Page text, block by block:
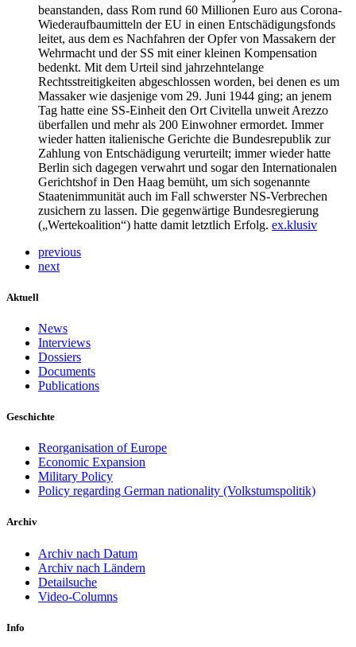
beanstanden, dass Rom rund 60 Millionen Euro aus Corona-
Wiederaufbaumitteln der EU in einen Entschädigungsfonds
leitet, aus dem es Nachfahren der Opfer von Massakern der
Wehrmacht und der SS mit einer kleinen Kompensation
bedenkt. Mit dem Urteil sind jahrzehntelange
Rechtsstreitigkeiten abgeschlossen worden, bei denen es um
Massaker wie dasjenige vom 29. Juni 1944 ging; an jenem
Tag hatte eine SS-Einheit den Ort Civitella unweit Arezzo
überfallen und mehr als 200 Einwohner ermordet. Immer
wieder hatten italienische Gerichte die Bundesrepublik zur
Zahlung von Entschädigung verurteilt; immer wieder hatte
Berlin sich dagegen verwahrt und sogar den Internationalen
Gerichtshof in Den Haag bemüht, um sich sogenannte
Staatenimmunität auch im Fall schwerster NS-Verbrechen
zusichern zu lassen. Die gegenwärtige Bundesregierung
(„Wertekoalition“) hatte damit letztlich Erfolg. ex.klusiv
previous
next
Aktuell
News
Interviews
Dossiers
Documents
Publications
Geschichte
Reorganisation of Europe
Economic Expansion
Military Policy
Policy regarding German nationality (Volkstumspolitik)
Archiv
Archiv nach Datum
Archiv nach Ländern
Detailsuche
Video-Columns
Info